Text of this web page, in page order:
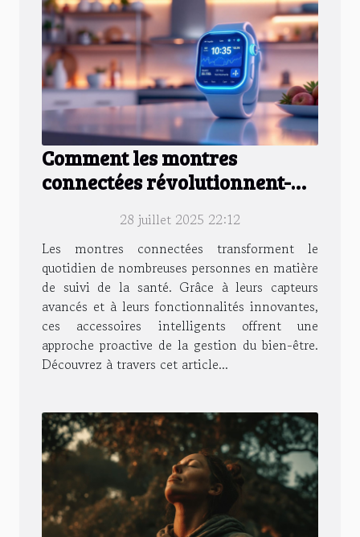
Comment les montres
connectées révolutionnent-
28 juillet 2025 22:12
Les montres connectées transforment le
quotidien de nombreuses personnes en matière
de suivi de la santé. Grâce à leurs capteurs
avancés et à leurs fonctionnalités innovantes,
ces accessoires intelligents offrent une
approche proactive de la gestion du bien-être.
Découvrez à travers cet article...